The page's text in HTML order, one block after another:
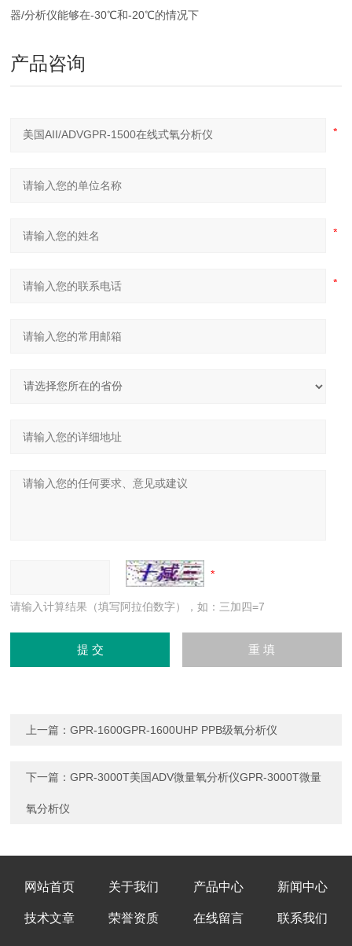
器/分析仪能够在-30℃和-20℃的情况下
产品咨询
请输入计算结果（填写阿拉伯数字），如：三加四=7
上一篇：GPR-1600GPR-1600UHP PPB级氧分析仪
下一篇：GPR-3000T美国ADV微量氧分析仪GPR-3000T微量
氧分析仪
网站首页 关于我们 产品中心 新闻中心
技术文章 荣誉资质 在线留言 联系我们